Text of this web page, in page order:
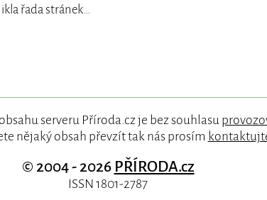
řada stránek…
serveru Příroda.cz je bez souhlasu
nějaký obsah převzít tak nás prosím
© 2004 - 2026 PŘÍRODA.cz
ISSN 1801-2787